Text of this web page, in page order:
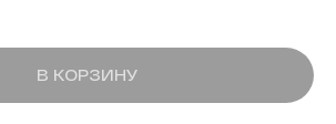
В КОРЗИНУ